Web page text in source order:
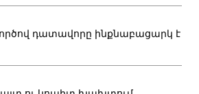
դատավորը ինքնաբացարկ է
Մանուկյանը դիմել է